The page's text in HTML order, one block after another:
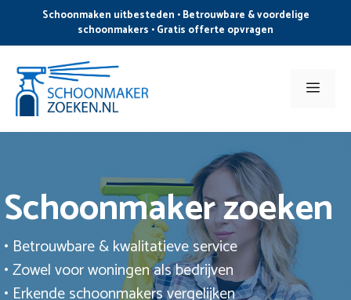
de
inhoud
Schoonmaken uitbesteden • Betrouwbare & voordelige
schoonmakers • Gratis offerte opvragen
Menu
Schoonmaker zoeken
• Betrouwbare & kwalitatieve service
• Zowel voor woningen als bedrijven
• Erkende schoonmakers vergelijken